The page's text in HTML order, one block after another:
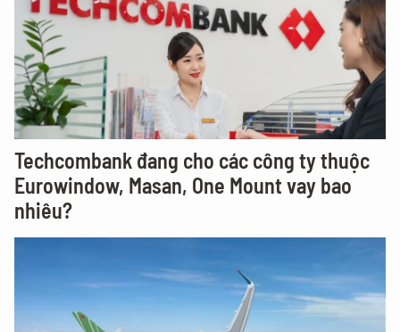
Techcombank đang cho các công ty thuộc
Eurowindow, Masan, One Mount vay bao
nhiêu?